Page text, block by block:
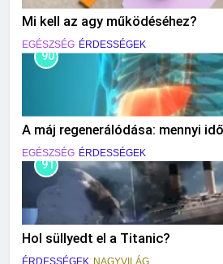
Mi kell az agy működéséhez?
EGÉSZSÉG ÉRDESSÉGEK
90
A máj regenerálódása: mennyi
EGÉSZSÉG ÉRDESSÉGEK
91
Hol süllyedt el a Titanic?
ÉRDESSÉGEK NAGYVILÁG